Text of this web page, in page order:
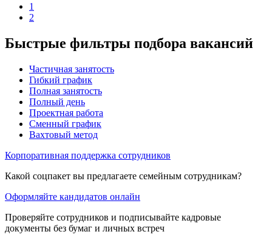
1
2
Быстрые фильтры подбора вакансий
Частичная занятость
Гибкий график
Полная занятость
Полный день
Проектная работа
Сменный график
Вахтовый метод
Корпоративная поддержка сотрудников
Какой соцпакет вы предлагаете семейным сотрудникам?
Оформляйте кандидатов онлайн
Проверяйте сотрудников и подписывайте кадровые
документы без бумаг и личных встреч